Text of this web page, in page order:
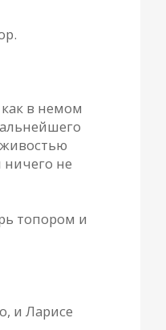
в немом
не
топором и
и Ларисе